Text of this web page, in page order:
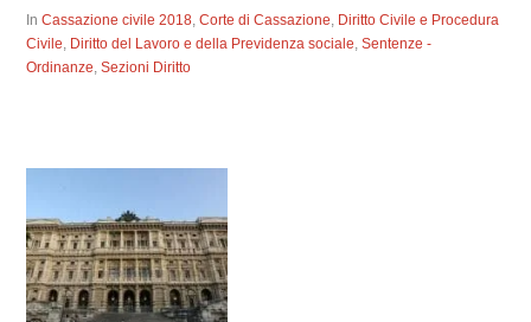
InCassazione civile 2018,Corte di Cassazione, Diritto Civile e Procedura
Civile, Diritto del Lavoro e della Previdenza sociale,Sentenze -
Ordinanze,Sezioni Diritto